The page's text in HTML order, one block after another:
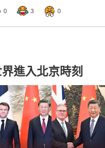
0 3 0
進入北京時刻